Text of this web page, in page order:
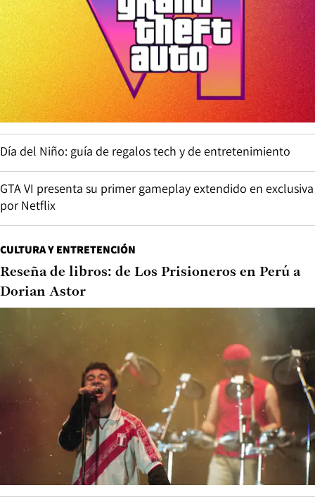
Día del Niño: guía de regalos tech y de entretenimiento
GTA VI presenta su primer gameplay extendido en exclusiva
por Netflix
CULTURA Y ENTRETENCIÓN
Reseña de libros: de Los Prisioneros en Perú a
Dorian Astor